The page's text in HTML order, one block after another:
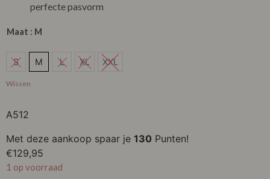
perfecte pasvorm
Maat : M
S
M
XXL
S M L XL XXL
Wissen
A512
Met deze aankoop spaar je 130 Punten!
€129,95
1 op voorraad